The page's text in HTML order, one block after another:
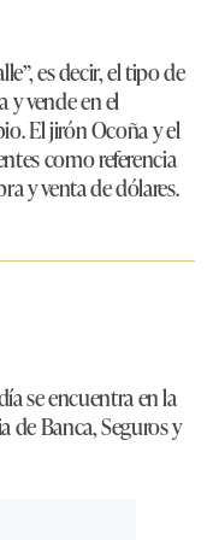
es decir, el tipo de
y vende en el
El jirón Ocoña y el
como referencia
y venta de dólares.
se encuentra en la
de Banca, Seguros y